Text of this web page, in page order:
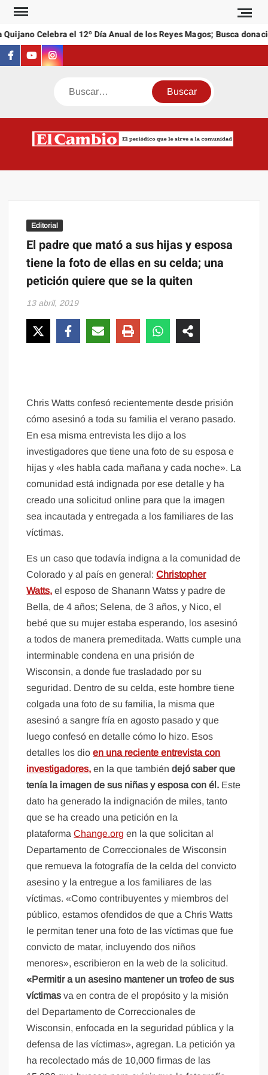
Saltar
contenidoCelebra el 12º Día Anual de los Reyes Magos; Busca
Facebook
YoutubeInstagram
Buscar
Editorial
El padre que mató a sus hijas y esposa
tiene la foto de ellas en su celda; una
petición quiere que se la quiten
13 abril, 2019
Chris Watts confesó recientemente desde prisión
cómo asesinó a toda su familia el verano pasado.
En esa misma entrevista les dijo a los
investigadores que tiene una foto de su esposa e
hijas y «les habla cada mañana y cada noche». La
comunidad está indignada por ese detalle y ha
creado una solicitud online para que la imagen
sea incautada y entregada a los familiares de las
víctimas.
Es un caso que todavía indigna a la comunidad de
Colorado y al país en general:Christopher
Watts, el esposo de Shanann Watss y padre de
Bella, de 4 años; Selena, de 3 años, y Nico, el
bebé que su mujer estaba esperando, los asesinó
a todos de manera premeditada. Watts cumple una
interminable condena en una prisión de
Wisconsin, a donde fue trasladado por su
seguridad. Dentro de su celda, este hombre tiene
colgada una foto de su familia, la misma que
asesinó a sangre fría en agosto pasado y que
luego confesó en detalle cómo lo hizo. Esos
detalles los dioen una reciente entrevista con
investigadores, en la que tambiéndejó saber que
tenía la imagen de sus niñas y esposa con él. Este
dato ha generado la indignación de miles, tanto
que se ha creado una petición en la
plataformaChange.org en la que solicitan al
Departamento de Correccionales de Wisconsin
que remueva la fotografía de la celda del convicto
asesino y la entregue a los familiares de las
víctimas. «Como contribuyentes y miembros del
público, estamos ofendidos de que a Chris Watts
le permitan tener una foto de las víctimas que fue
convicto de matar, incluyendo dos niños
menores», escribieron en la web de la solicitud.
«Permitir a un asesino mantener un trofeo de sus
víctimas va en contra de el propósito y la misión
del Departamento de Correccionales de
Wisconsin, enfocada en la seguridad pública y la
defensa de las víctimas», agregan. La petición ya
ha recolectado más de 10,000 firmas de las